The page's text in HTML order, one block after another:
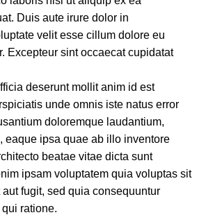
Duis aute irure dolor in
velit esse cillum dolore eu
Excepteur sint occaecat cupidatat
deserunt mollit anim id est
unde omnis iste natus error
doloremque laudantium,
eaque ipsa quae ab illo inventore
beatae vitae dicta sunt
ipsam voluptatem quia voluptas sit
fugit, sed quia consequuntur
ratione.